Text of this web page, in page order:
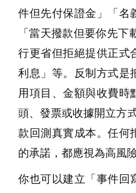
件但先付保證金」「名
「當天撥款但要你先
行更省但拒絕提供正式
利息」等。反制方式是
用項目、金額與收費時
頭、發票或收據開立方
款回測真實成本。任何
的承諾，都應視為高風險
你也可以建立「事件回